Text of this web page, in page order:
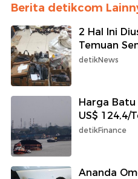
Berita detikcom
2 Hal Ini
Temuan
detikNews
Harga Batu
US$ 124,4/
detikFinance
Ananda